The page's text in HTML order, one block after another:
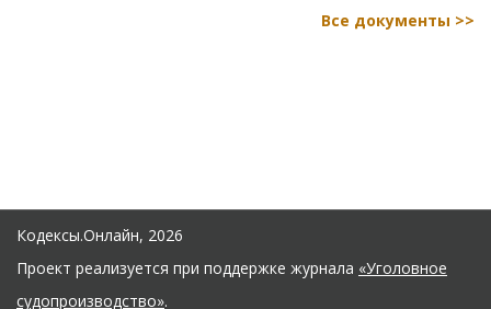
Все документы >>
Кодексы.Онлайн, 2026
Проект реализуется при поддержке журнала «Уголовное
судопроизводство».